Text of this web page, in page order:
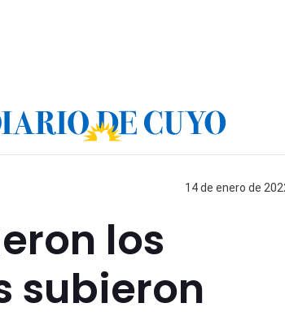
14 de enero de
los
subieron